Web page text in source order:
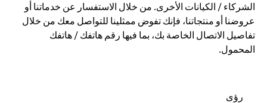
الشركاء / الكيانات الأخرى. من خلال الاستفسار عن خدماتنا أو
عروضنا أو منتجاتنا، فإنك تفوض ممثلينا للتواصل معك من خلال
تفاصيل الاتصال الخاصة بك، بما فيها رقم هاتفك / هاتفك
المحمول.
رؤى